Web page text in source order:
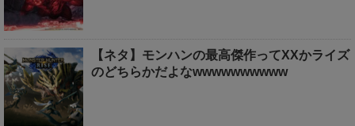
【ネタ】モンハンの最高傑作ってXXかライズ
のどちらかだよなwwwwwwwwww